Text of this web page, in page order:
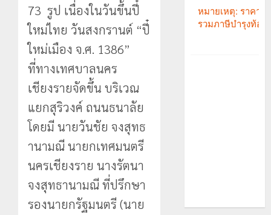
73 รูป เนื่องในวันขึ้นปี๋
ใหม่ไทย วันสงกรานต์ “ปี๋
ใหม่เมือง จ.ศ. 1386”
ที่ทางเทศบาลนคร
เชียงรายจัดขึ้น บริเวณ
แยกสุริวงค์ ถนนธนาลัย
โดยมี นายวันชัย จงสุทธ
านามณี นายกเทศมนตรี
นครเชียงราย นางรัตนา
จงสุทธานามณี ที่ปรึกษา
รองนายกรัฐมนตรี (นาย